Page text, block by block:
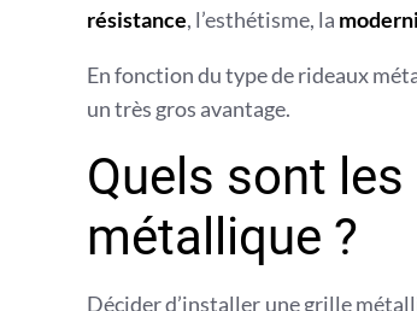
résistance, l’esthétisme, la
En fonction du type de rideaux
un très gros avantage.
Quels sont
métallique ?
Décider d’installer une grille